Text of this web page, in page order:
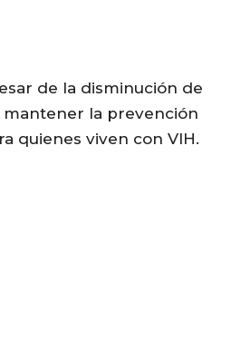
de la disminución de
mantener la prevención
quienes viven con VIH.